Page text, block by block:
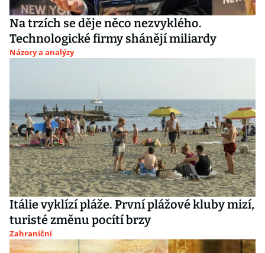
Na trzích se děje něco nezvyklého.
Technologické firmy shánějí miliardy
Názory a analýzy
Itálie vyklízí pláže. První plážové kluby mizí,
turisté změnu pocítí brzy
Zahraniční